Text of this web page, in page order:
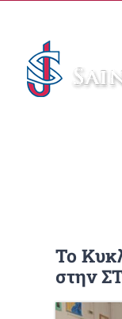
περιεχόμενο
Το
στην